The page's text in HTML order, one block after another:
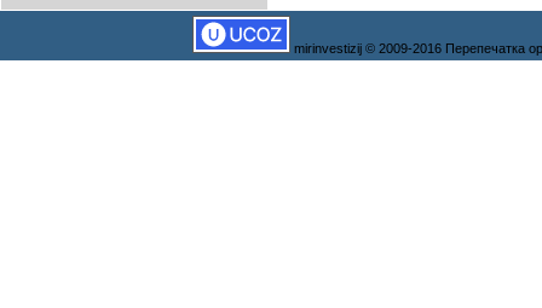
mirinvestizij © 2009-2016 Перепечатка